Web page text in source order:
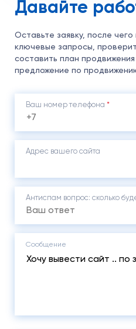
Давайте
Оставьте заявку, после
ключевые запросы,
составить план
предложение по
Ваш номер телефона *
Адрес вашего сайта
Антиспам вопрос: cколько
Сообщение